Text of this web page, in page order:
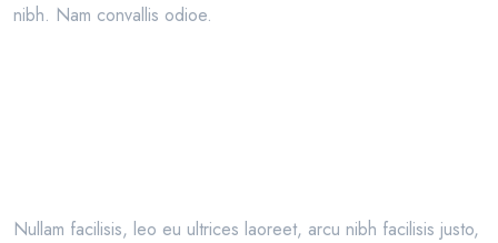
nibh. Nam convallis odioe.
Nullam facilisis, leo eu ultrices laoreet, arcu nibh facilisis justo,